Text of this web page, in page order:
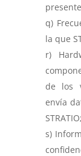
la que
de los
envía
STRATIO;